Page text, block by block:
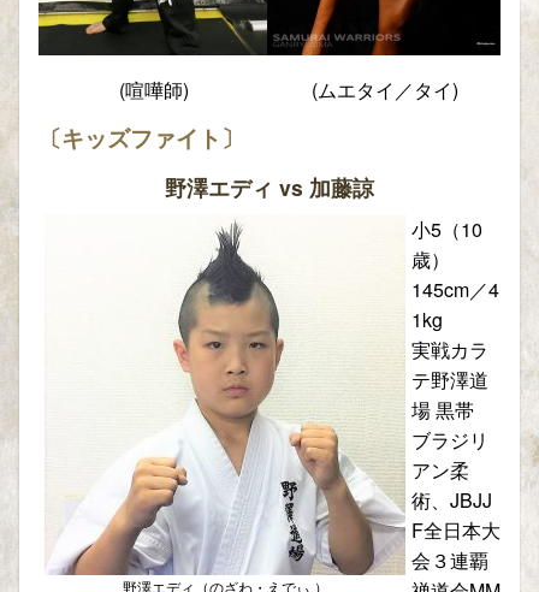
(喧嘩師) (ムエタイ／タイ)
〔キッズファイト〕
野澤エディ vs 加藤諒
野澤エディ（のざわ・えでぃ ）
小5（10
歳）
145cm／4
1kg
実戦カラ
テ野澤道
場 黒帯
ブラジリ
アン柔
術、JBJJ
F全日本大
会３連覇